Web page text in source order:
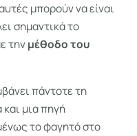
μπορούν να είναι
σημαντικά το
τηνμέθοδο του
πάντοτε τη
μια πηγή
το φαγητό στο